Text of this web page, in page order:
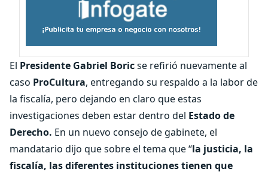
El Presidente Gabriel Boricse refirió nuevamente al
caso ProCultura, entregando su respaldo a la labor de
la fiscalía, pero dejando en claro que estas
investigaciones deben estar dentro del Estado de
Derecho. En un nuevo consejo de gabinete, el
mandatario dijo que sobre el tema que “la justicia, la
fiscalía, las diferentes instituciones tienen que